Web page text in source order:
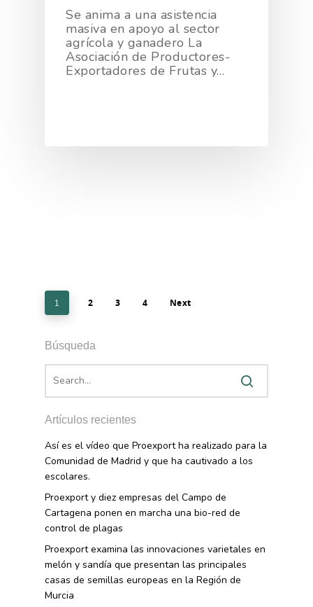
Se anima a una asistencia
masiva en apoyo al sector
agrícola y ganadero La
Asociación de Productores-
Exportadores de Frutas y…
1 2 3 4 Next
Búsqueda
Artículos recientes
Así es el vídeo que Proexport ha realizado para la
Comunidad de Madrid y que ha cautivado a los
escolares.
Proexport y diez empresas del Campo de
Cartagena ponen en marcha una bio-red de
control de plagas
Proexport examina las innovaciones varietales en
melón y sandía que presentan las principales
casas de semillas europeas en la Región de
Murcia